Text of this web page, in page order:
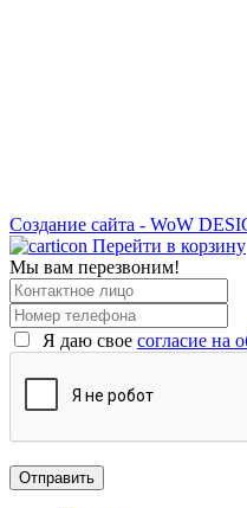
Создание сайта - WoW
Перейти в корзину
Мы вам перезвоним!
Я даю свое согласие на